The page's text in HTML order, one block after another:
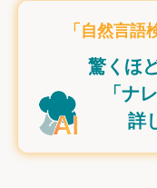
「自然言語
驚くほ
「ナ
詳